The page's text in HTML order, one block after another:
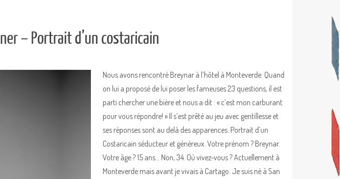
– Portrait d’un costaricain
Nous avons rencontré Breynar à l’hôtel à Monteverde. Quand
on lui a proposé de lui poser les fameuses 23 questions, il est
parti chercher une bière et nous a dit : « c’est mon carburant
pour vous répondre! » Il s’est prêté au jeu avec gentillesse et
ses réponses sont au delà des apparences. Portrait d’un
Costaricain séducteur et généreux. Votre prénom ? Breynar.
Votre âge ? 15 ans… Non, 34. Où vivez-vous ? Actuellement à
Monteverde mais avant je vivais à Cartago. Je suis né à San